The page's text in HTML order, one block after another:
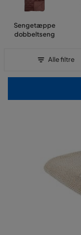
Sengetæppe
dobbeltseng
Alle filtre